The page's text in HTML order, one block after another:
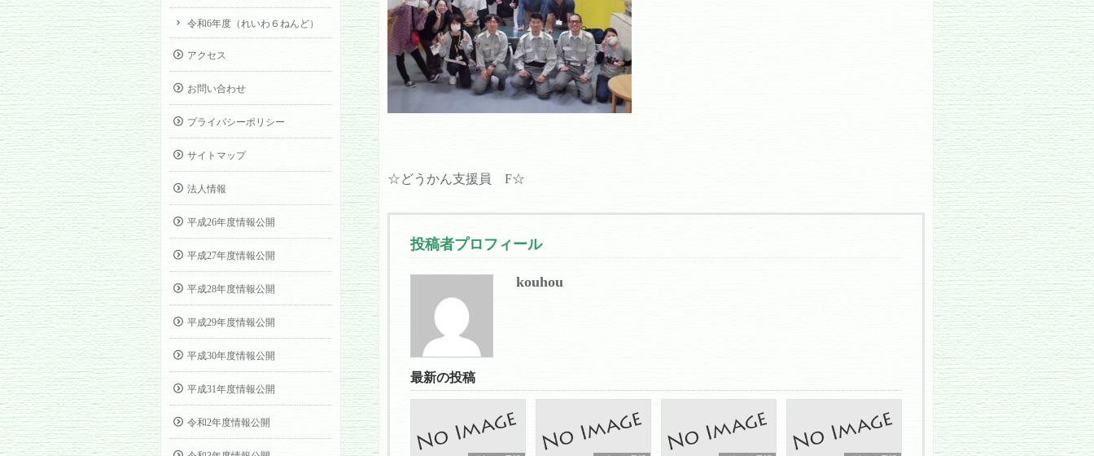
☆どうかん支援員 F☆
投稿者プロフィール
kouhou
最新の投稿
令和6年度（れいわ６ねんど）
アクセス
お問い合わせ
プライバシーポリシー
サイトマップ
法人情報
平成26年度情報公開
平成27年度情報公開
平成28年度情報公開
平成29年度情報公開
平成30年度情報公開
平成31年度情報公開
令和2年度情報公開